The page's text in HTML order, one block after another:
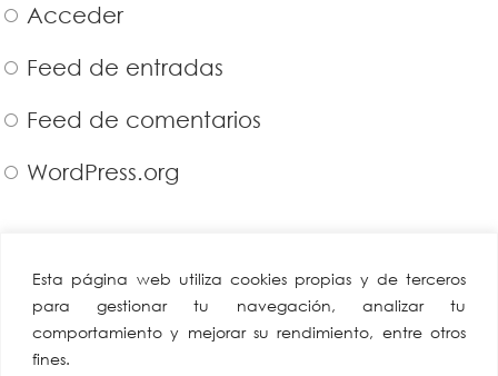
Esta página web utiliza cookies propias y de terceros
para gestionar tu navegación, analizar tu
comportamiento y mejorar su rendimiento, entre otros
fines.
Acceder
Feed de entradas
Feed de comentarios
WordPress.org
Confederación
Andaluza Empresarios
Alimentación y